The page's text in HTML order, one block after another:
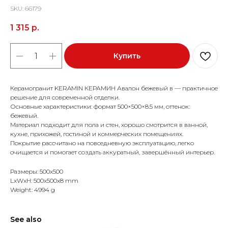
SKU: 66179
1 315 р.
Купить
Керамогранит KERAMIN КЕРАМИН Авалон бежевый в — практичное
решение для современной отделки.
Основные характеристики: формат 500×500×8.5 мм, оттенок:
бежевый.
Материал подходит для пола и стен, хорошо смотрится в ванной,
кухне, прихожей, гостиной и коммерческих помещениях.
Покрытие рассчитано на повседневную эксплуатацию, легко
очищается и помогает создать аккуратный, завершённый интерьер.
Размеры: 500x500
LxWxH: 500x500x8 mm
Weight: 4994 g
See also